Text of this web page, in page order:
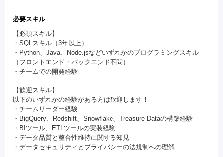
必要スキル
【必須スキル】
・SQLスキル（3年以上）
・Python、Java、Node.jsなどいずれかのプログラミングスキル
（フロントエンド・バックエンド不問）
・チームでの開発経験
【歓迎スキル】
以下のいずれかの経験がある方は歓迎します！
・チームリーダー経験
・BigQuery、Redshift、Snowflake、Treasure Dataの構築経験
・BIツール、ETLツールの実装経験
・データ品質と整合性維持に関する知見
・データセキュリティとプライバシーの法規制への理解